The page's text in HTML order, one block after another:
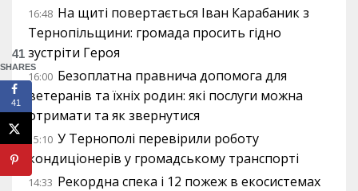
16:48 На щиті повертається Іван Карабаник з
Тернопільщини: громада просить гідно
зустріти Героя
16:00 Безоплатна правнича допомога для
ветеранів та їхніх родин: які послуги можна
отримати та як звернутися
15:10 У Тернополі перевірили роботу
кондиціонерів у громадському транспорті
14:33 Рекордна спека і 12 пожеж в екосистемах
41
SHARES
41